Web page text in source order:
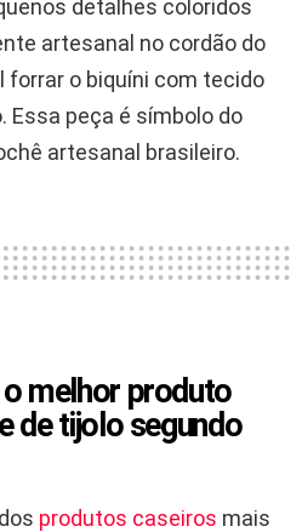
detalhes coloridos
artesanal no cordão do
forrar o biquíni com tecido
Essa peça é símbolo do
artesanal brasileiro.
melhor produto
de tijolo segundo
produtos caseiros mais